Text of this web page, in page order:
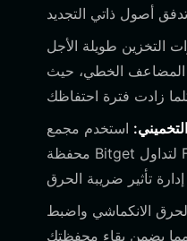
التخزين طويلة الأجل
المضاعف الخطي، حيث
استخدم مجمع DEX المدمج داخل
محفظة Bitget لتداول FIRE مقابل أصول أخرى،
الانكماشي واضبط
مما يضمن بقاء محفظتك